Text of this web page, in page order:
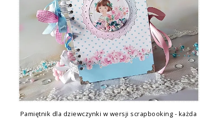
Pamiętnik dla dziewczynki w wersji scrapbooking - każda